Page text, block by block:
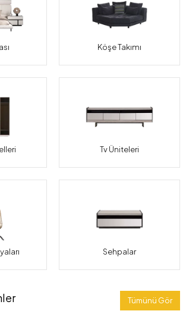
Köşe Takımı
Tv Üniteleri
Sehpalar
Tümünü Gör